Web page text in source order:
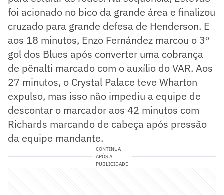
foi acionado no bico da grande área e finalizou
cruzado para grande defesa de Henderson. E
aos 18 minutos, Enzo Fernández marcou o 3º
gol dos Blues após converter uma cobrança
de pênalti marcado com o auxílio do VAR. Aos
27 minutos, o Crystal Palace teve Wharton
expulso, mas isso não impediu a equipe de
descontar o marcador aos 42 minutos com
Richards marcando de cabeça após pressão
da equipe mandante.
CONTINUA
APÓS A
PUBLICIDADE